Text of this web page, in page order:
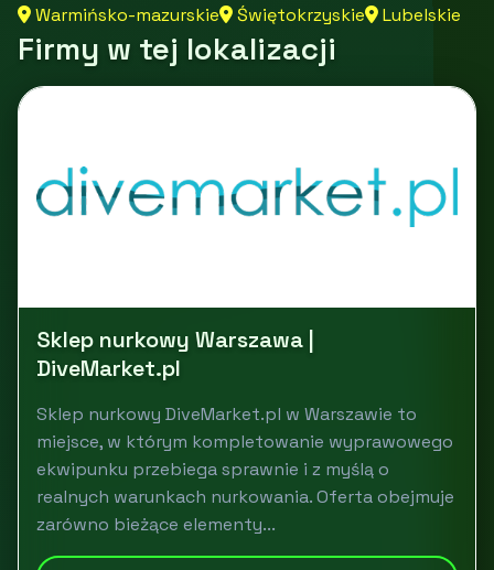
Warmińsko-mazurskie
Świętokrzyskie Lubelskie
Firmy w tej lokalizacji
Sklep nurkowy Warszawa |
DiveMarket.pl
Sklep nurkowy DiveMarket.pl w Warszawie to
miejsce, w którym kompletowanie wyprawowego
ekwipunku przebiega sprawnie i z myślą o
realnych warunkach nurkowania. Oferta obejmuje
zarówno bieżące elementy...